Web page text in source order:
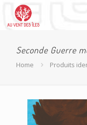
Seconde Guerre
Home Produits